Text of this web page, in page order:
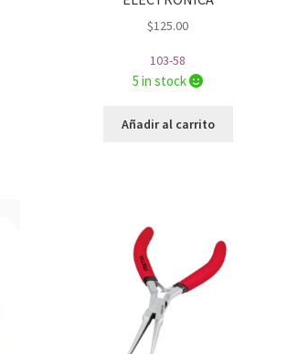
$125.00
103-58
5 in stock
Añadir al carrito